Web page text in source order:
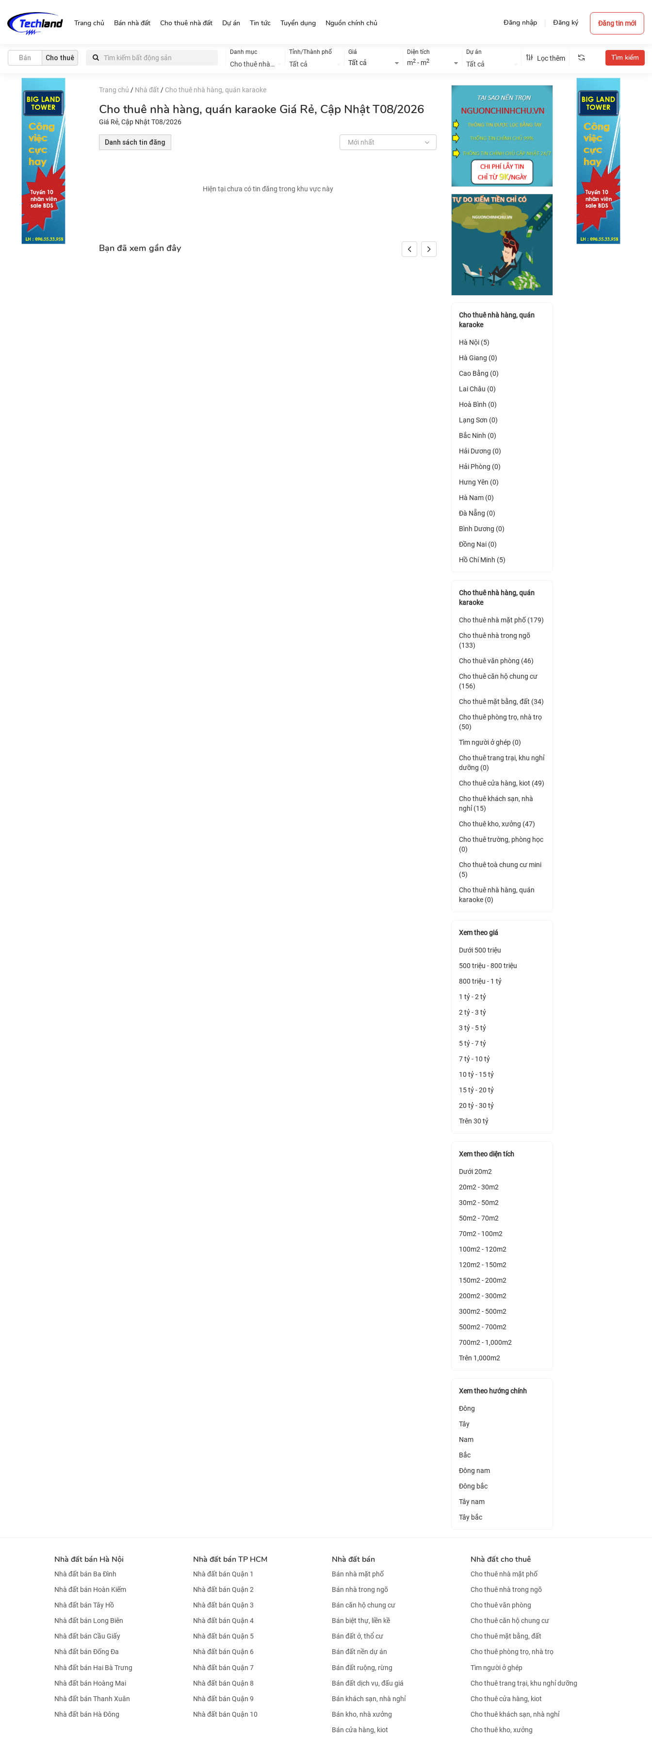
Đăng nhập Đăng ký Đăng tin mới
Trang chủ Bán nhà đất Cho thuê nhà đất Dự án Tin tức Tuyển dụng Nguồn chính chủ
Bán Cho thuê
Danh mục
Cho thuê nhà đất
Tỉnh/Thành phố
Tất cả
Giá
Tất cả
Diện tích
m2 - m2
Dự án
Tất cả
Lọc thêm
Trang chủ / Nhà đất / Cho thuê nhà hàng, quán karaoke
Cho thuê nhà hàng, quán karaoke Giá Rẻ, Cập Nhật T08/2026
Giá Rẻ, Cập Nhật T08/2026
Danh sách tin đăng Mới nhất
Hiện tại chưa có tin đăng trong khu vực này
Bạn đã xem gần đây
Cho thuê nhà hàng, quán
karaoke
Hà Nội (5)
Hà Giang (0)
Cao Bằng (0)
Lai Châu (0)
Hoà Bình (0)
Lạng Sơn (0)
Bắc Ninh (0)
Hải Dương (0)
Hải Phòng (0)
Hưng Yên (0)
Hà Nam (0)
Đà Nẵng (0)
Bình Dương (0)
Đồng Nai (0)
Hồ Chí Minh (5)
Cho thuê nhà hàng, quán
karaoke
Cho thuê nhà mặt phố (179)
Cho thuê nhà trong ngõ
(133)
Cho thuê văn phòng (46)
Cho thuê căn hộ chung cư
(156)
Cho thuê mặt bằng, đất (34)
Cho thuê phòng trọ, nhà trọ
(50)
Tìm người ở ghép (0)
Cho thuê trang trại, khu nghỉ
dưỡng (0)
Cho thuê cửa hàng, kiot (49)
Cho thuê khách sạn, nhà
nghỉ (15)
Cho thuê kho, xưởng (47)
Cho thuê trường, phòng học
(0)
Cho thuê toà chung cư mini
(5)
Cho thuê nhà hàng, quán
karaoke (0)
Xem theo giá
Dưới 500 triệu
500 triệu - 800 triệu
800 triệu - 1 tỷ
1 tỷ - 2 tỷ
2 tỷ - 3 tỷ
3 tỷ - 5 tỷ
5 tỷ - 7 tỷ
7 tỷ - 10 tỷ
10 tỷ - 15 tỷ
15 tỷ - 20 tỷ
20 tỷ - 30 tỷ
Trên 30 tỷ
Xem theo diện tích
Dưới 20m2
20m2 - 30m2
30m2 - 50m2
50m2 - 70m2
70m2 - 100m2
100m2 - 120m2
120m2 - 150m2
150m2 - 200m2
200m2 - 300m2
300m2 - 500m2
500m2 - 700m2
700m2 - 1,000m2
Trên 1,000m2
Xem theo hướng chính
Đông
Tây
Nam
Bắc
Đông nam
Đông bắc
Tây nam
Tây bắc
Nhà đất bán Hà Nội
Nhà đất bán Ba Đình
Nhà đất bán Hoàn Kiếm
Nhà đất bán Tây Hồ
Nhà đất bán Long Biên
Nhà đất bán Cầu Giấy
Nhà đất bán Đống Đa
Nhà đất bán Hai Bà Trưng
Nhà đất bán Hoàng Mai
Nhà đất bán Thanh Xuân
Nhà đất bán Hà Đông
Nhà đất bán TP HCM
Nhà đất bán Quận 1
Nhà đất bán Quận 2
Nhà đất bán Quận 3
Nhà đất bán Quận 4
Nhà đất bán Quận 5
Nhà đất bán Quận 6
Nhà đất bán Quận 7
Nhà đất bán Quận 8
Nhà đất bán Quận 9
Nhà đất bán Quận 10
Nhà đất bán
Bán nhà mặt phố
Bán nhà trong ngõ
Bán căn hộ chung cư
Bán biệt thự, liền kề
Bán đất ở, thổ cư
Bán đất nền dự án
Bán đất ruộng, rừng
Bán đất dịch vụ, đấu giá
Bán khách sạn, nhà nghỉ
Bán kho, nhà xưởng
Bán cửa hàng, kiot
Nhà đất cho thuê
Cho thuê nhà mặt phố
Cho thuê nhà trong ngõ
Cho thuê văn phòng
Cho thuê căn hộ chung cư
Cho thuê mặt bằng, đất
Cho thuê phòng trọ, nhà trọ
Tìm người ở ghép
Cho thuê trang trại, khu nghỉ dưỡng
Cho thuê cửa hàng, kiot
Cho thuê khách sạn, nhà nghỉ
Cho thuê kho, xưởng